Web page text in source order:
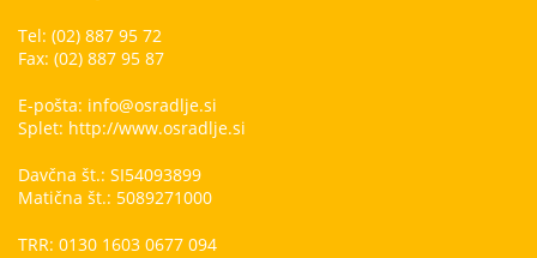
Tel: (02) 887 95 72
Fax: (02) 887 95 87
E-pošta: info@osradlje.si
Splet: http://www.osradlje.si
Davčna št.: SI54093899
Matična št.: 5089271000
TRR: 0130 1603 0677 094